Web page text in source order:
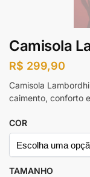
Camisola
R$ 299,90
Camisola
caimento, conforto
COR
TAMANHO